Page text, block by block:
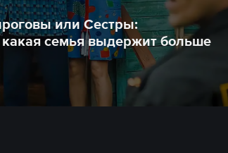
или Сестры:
семья выдержит больше